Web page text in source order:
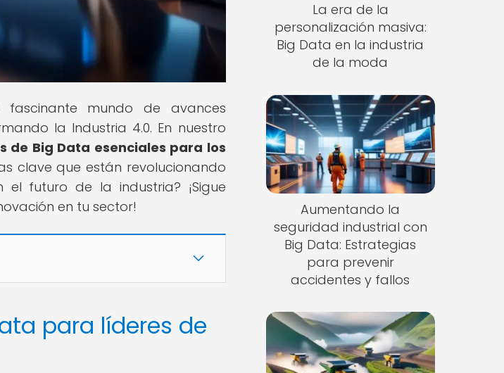
fascinante mundo de avances
la Industria 4.0. En nuestro
de Big Data esenciales para los
clave que están revolucionando
futuro de la industria? ¡Sigue
en tu sector!
para líderes de
La era de la
personalización masiva:
Big Data en la industria
de la moda
Aumentando la
seguridad industrial con
Big Data: Estrategias
para prevenir
accidentes y fallos